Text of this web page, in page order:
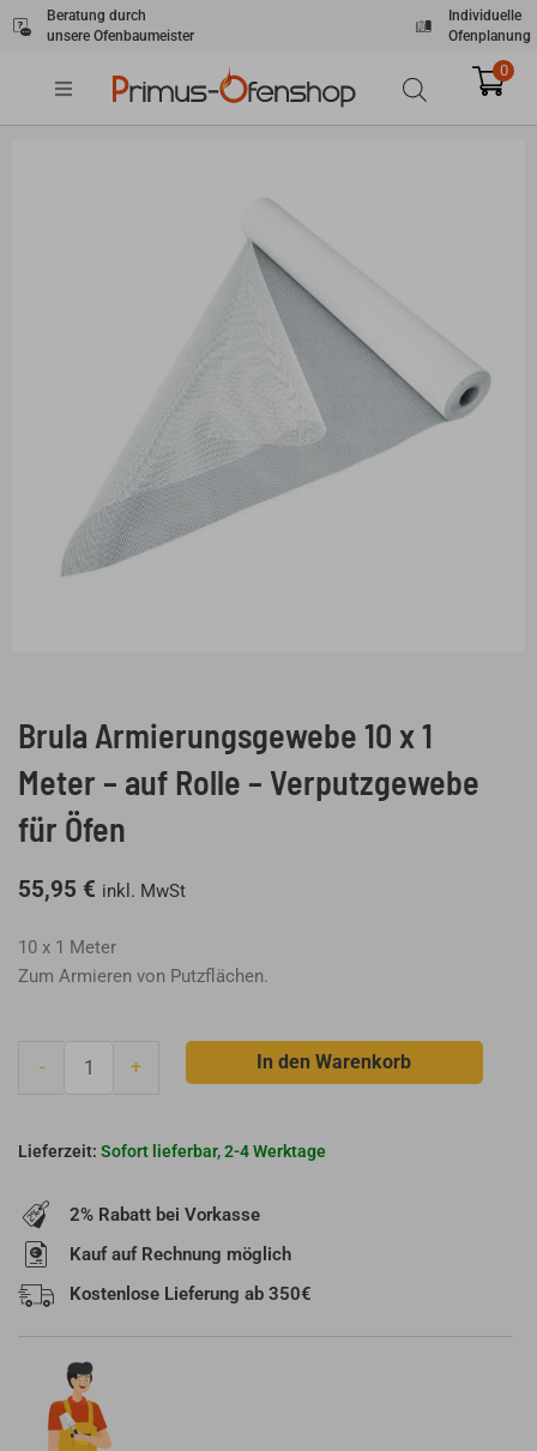
Zum
Inhalt
Beratung durch
unsere Ofenbaumeister
Individuelle
Ofenplanung
0
Brula Armierungsgewebe 10 x 1
Meter – auf Rolle – Verputzgewebe
für Öfen
55,95 € inkl. MwSt
10 x 1 Meter
Zum Armieren von Putzflächen.
-
Armierungsgewebe
Meter
auf
Rolle
Verputzgewebe
Öfen
Menge
+ In den Warenkorb
Sofort lieferbar, 2-4 Werktage
2% Rabatt bei Vorkasse
Kauf auf Rechnung möglich
Kostenlose Lieferung ab 350€